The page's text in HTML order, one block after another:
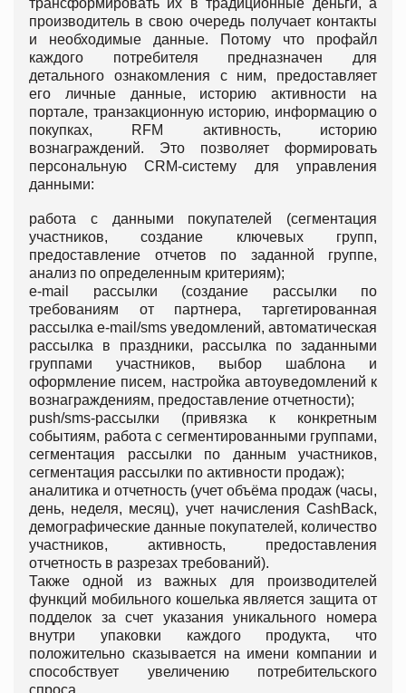
трансформировать их в традиционные деньги, а
производитель в свою очередь получает контакты
и необходимые данные. Потому что профайл
каждого потребителя предназначен для
детального ознакомления с ним, предоставляет
его личные данные, историю активности на
портале, транзакционную историю, информацию о
покупках, RFM активность, историю
вознаграждений. Это позволяет формировать
персональную CRM-систему для управления
данными:
работа с данными покупателей (сегментация
участников, создание ключевых групп,
предоставление отчетов по заданной группе,
анализ по определенным критериям);
e-mail рассылки (создание рассылки по
требованиям от партнера, таргетированная
рассылка e-mail/sms уведомлений, автоматическая
рассылка в праздники, рассылка по заданными
группами участников, выбор шаблона и
оформление писем, настройка автоуведомлений к
вознаграждениям, предоставление отчетности);
push/sms-рассылки (привязка к конкретным
событиям, работа с сегментированными группами,
сегментация рассылки по данным участников,
сегментация рассылки по активности продаж);
аналитика и отчетность (учет объёма продаж (часы,
день, неделя, месяц), учет начисления CashBack,
демографические данные покупателей, количество
участников, активность, предоставления
отчетность в разрезах требований).
Также одной из важных для производителей
функций мобильного кошелька является защита от
подделок за счет указания уникального номера
внутри упаковки каждого продукта, что
положительно сказывается на имени компании и
способствует увеличению потребительского